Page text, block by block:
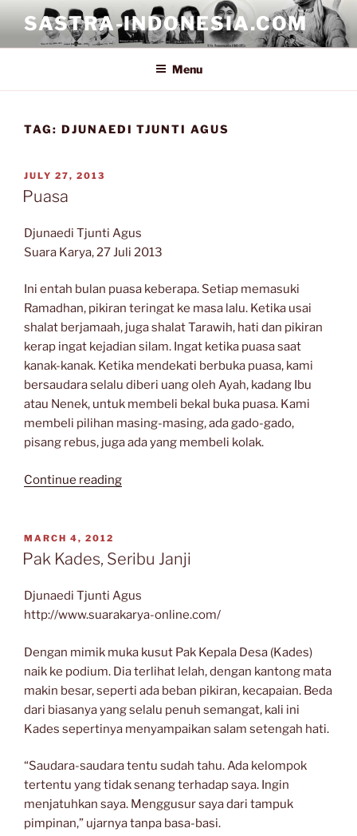
content
SASTRA-INDONESIA.COM
Menu
TAG: DJUNAEDI TJUNTI AGUS
POSTED
ON
JULY 27, 2013
Puasa
Djunaedi Tjunti Agus
Suara Karya, 27 Juli 2013
Ini entah bulan puasa keberapa. Setiap memasuki
Ramadhan, pikiran teringat ke masa lalu. Ketika usai
shalat berjamaah, juga shalat Tarawih, hati dan pikiran
kerap ingat kejadian silam. Ingat ketika puasa saat
kanak-kanak. Ketika mendekati berbuka puasa, kami
bersaudara selalu diberi uang oleh Ayah, kadang Ibu
atau Nenek, untuk membeli bekal buka puasa. Kami
membeli pilihan masing-masing, ada gado-gado,
pisang rebus, juga ada yang membeli kolak.
Continue reading“Puasa”
POSTED
ON
MARCH 4, 2012
Pak Kades, Seribu Janji
Djunaedi Tjunti Agus
http://www.suarakarya-online.com/
Dengan mimik muka kusut Pak Kepala Desa (Kades)
naik ke podium. Dia terlihat lelah, dengan kantong mata
makin besar, seperti ada beban pikiran, kecapaian. Beda
dari biasanya yang selalu penuh semangat, kali ini
Kades sepertinya menyampaikan salam setengah hati.
“Saudara-saudara tentu sudah tahu. Ada kelompok
tertentu yang tidak senang terhadap saya. Ingin
menjatuhkan saya. Menggusur saya dari tampuk
pimpinan,” ujarnya tanpa basa-basi.